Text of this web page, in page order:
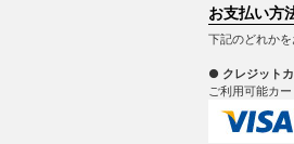
お支払い方
下記のどれかを
● クレジット
ご利用可能カ